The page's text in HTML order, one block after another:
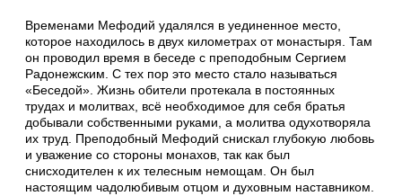
Временами Мефодий удалялся в уединенное место,
которое находилось в двух километрах от монастыря. Там
он проводил время в беседе с преподобным Сергием
Радонежским. С тех пор это место стало называться
«Беседой». Жизнь обители протекала в постоянных
трудах и молитвах, всё необходимое для себя братья
добывали собственными руками, а молитва одухотворяла
их труд. Преподобный Мефодий снискал глубокую любовь
и уважение со стороны монахов, так как был
снисходителен к их телесным немощам. Он был
настоящим чадолюбивым отцом и духовным наставником.